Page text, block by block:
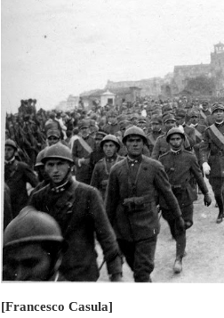
[Francesco Casula]